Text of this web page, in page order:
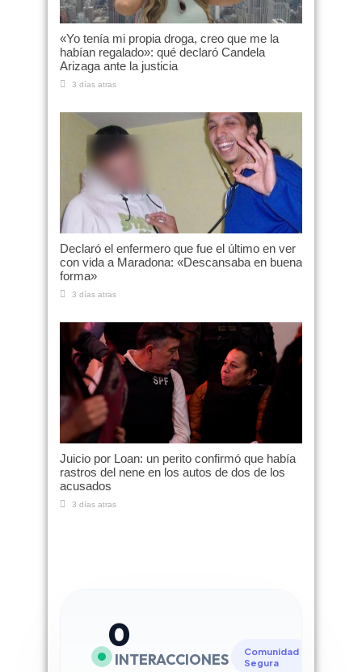
«Yo tenía mi propia droga, creo que me la
habían regalado»: qué declaró Candela
Arizaga ante la justicia
3 días atras
Declaró el enfermero que fue el último en ver
con vida a Maradona: «Descansaba en buena
forma»
3 días atras
Juicio por Loan: un perito confirmó que había
rastros del nene en los autos de dos de los
acusados
3 días atras
0
INTERACCIONES
Comunidad
Segura